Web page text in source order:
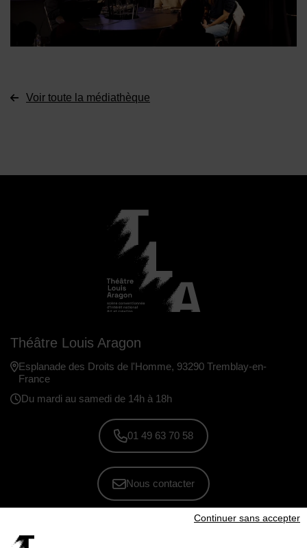
Continuer sans accepter
Voir toute la médiathèque
Théâtre Louis Aragon
Esplanade des Droits de l'Homme, 93290 Tremblay-en-
France
Du mardi au samedi de 14h à 18h
01 49 63 70 58
Nous contacter